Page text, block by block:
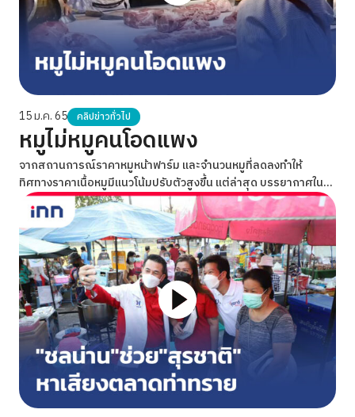
15 ม.ค. 65 คลิปข่าวทั่วไป
หมูไม่หมูคนโอดแพง
จากสถานการณ์ราคาหมูหน้าฟาร์ม และจำนวนหมูที่ลดลงทำให้
ทิศทางราคาเนื้อหมูมีแนวโน้มปรับตัวสูงขึ้น แต่ล่าสุด บรรยากาศใน
ตลาดสดราคาเดิมหมูยังคงทรงตัวที่ระดับ 240 บาทต่อกิโลกรัม และ
ยังมีทิศทางแนวโน้มที่จะทะลุกิโลกรัมละ 300 บาทในช่วงเทศกาลตรุษ
จีนนี้ได้